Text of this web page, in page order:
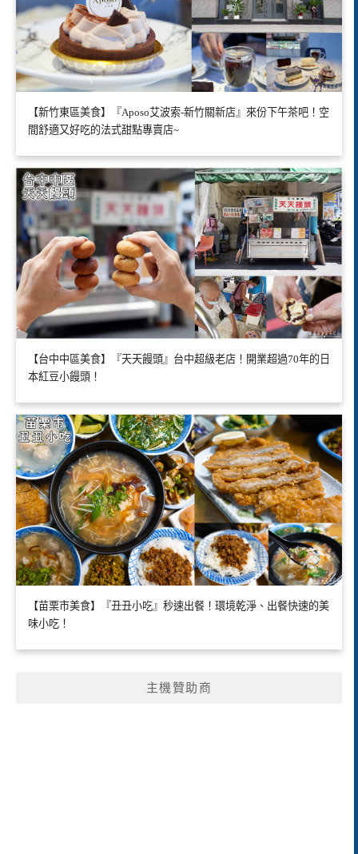
【新竹東區美食】『Aposo艾波索-新竹關新店』來份下午茶吧！空
間舒適又好吃的法式甜點專賣店~
【台中中區美食】『天天饅頭』台中超級老店！開業超過70年的日
本紅豆小饅頭！
【苗栗市美食】『丑丑小吃』秒速出餐！環境乾淨、出餐快速的美
味小吃！
主機贊助商